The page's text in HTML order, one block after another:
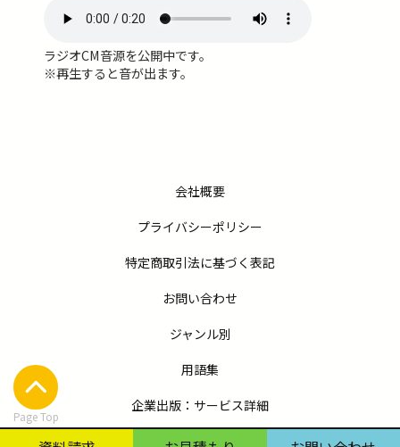
ラジオCM音源を公開中です。
※再生すると音が出ます。
Page Top
会社概要
プライバシーポリシー
特定商取引法に基づく表記
お問い合わせ
ジャンル別
用語集
企業出版：サービス詳細
コラム